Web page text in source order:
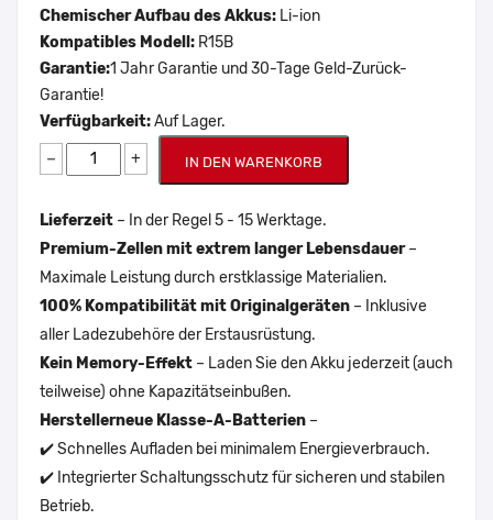
Chemischer Aufbau des Akkus: Li-ion
Kompatibles Modell: R15B
Garantie:1 Jahr Garantie und 30-Tage Geld-Zurück-
Garantie!
Verfügbarkeit:Auf Lager.
− + IN DEN WARENKORB
Lieferzeit – In der Regel 5 - 15 Werktage.
Premium-Zellen mit extrem langer Lebensdauer–
Maximale Leistung durch erstklassige Materialien.
100% Kompatibilität mit Originalgeräten – Inklusive
aller Ladezubehöre der Erstausrüstung.
Kein Memory-Effekt – Laden Sie den Akku jederzeit (auch
teilweise) ohne Kapazitätseinbußen.
Herstellerneue Klasse-A-Batterien –
✔️ Schnelles Aufladen bei minimalem Energieverbrauch.
✔️ Integrierter Schaltungsschutz für sicheren und stabilen
Betrieb.